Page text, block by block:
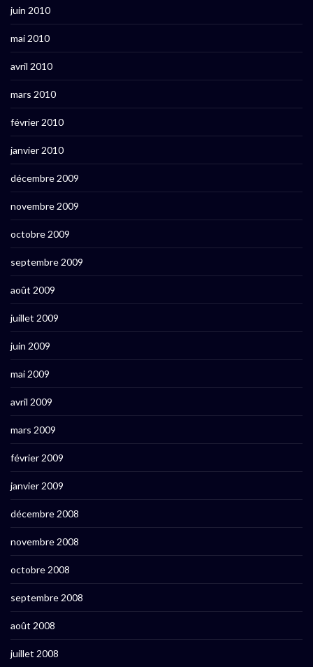
juin 2010
mai 2010
avril 2010
mars 2010
février 2010
janvier 2010
décembre 2009
novembre 2009
octobre 2009
septembre 2009
août 2009
juillet 2009
juin 2009
mai 2009
avril 2009
mars 2009
février 2009
janvier 2009
décembre 2008
novembre 2008
octobre 2008
septembre 2008
août 2008
juillet 2008